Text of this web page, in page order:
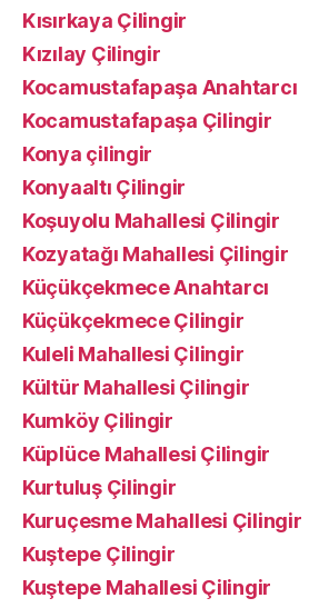
Kısırkaya Çilingir
Kızılay Çilingir
Kocamustafapaşa Anahtarcı
Kocamustafapaşa Çilingir
Konya çilingir
Konyaaltı Çilingir
Koşuyolu Mahallesi Çilingir
Kozyatağı Mahallesi Çilingir
Küçükçekmece Anahtarcı
Küçükçekmece Çilingir
Kuleli Mahallesi Çilingir
Kültür Mahallesi Çilingir
Kumköy Çilingir
Küplüce Mahallesi Çilingir
Kurtuluş Çilingir
Kuruçesme Mahallesi Çilingir
Kuştepe Çilingir
Kuştepe Mahallesi Çilingir